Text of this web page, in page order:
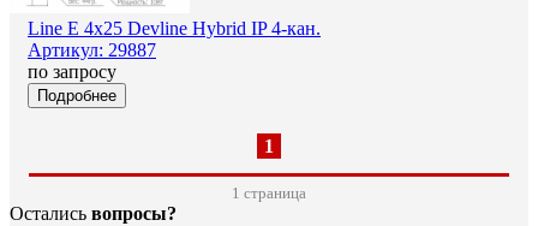
Line E 4x25 Devline Hybrid IP 4-кан.
Артикул: 29887
по запросу
Подробнее
1
1 cтраница
Остались вопросы?